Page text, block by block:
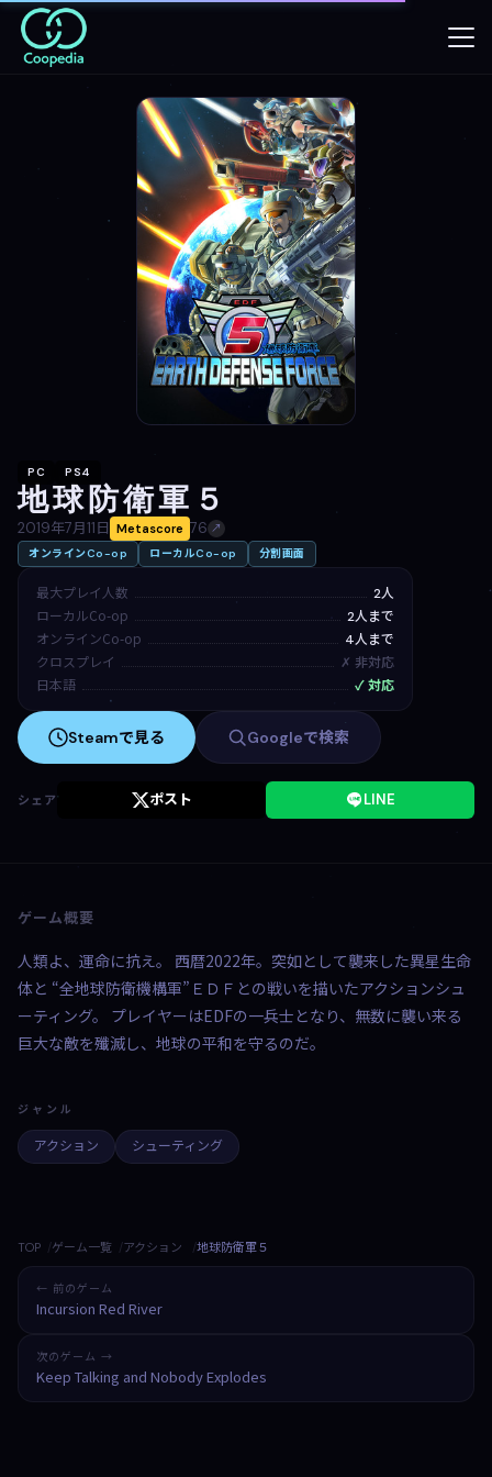
PC PS4
地球防衛軍５
2019年7月11日 Metascore 76 ↗
オンラインCo-op
ローカルCo-op 分割画面
最大プレイ人数 2人
ローカルCo-op 2人まで
オンラインCo-op 4人まで
クロスプレイ ✗ 非対応
日本語 ✓ 対応
Steamで見る Googleで検索
シェア ポスト LINE
ゲーム概要
人類よ、運命に抗え。 西暦2022年。突如として襲来した異星生命
体と “全地球防衛機構軍”ＥＤＦとの戦いを描いたアクションシュ
ーティング。 プレイヤーはEDFの一兵士となり、無数に襲い来る
巨大な敵を殲滅し、地球の平和を守るのだ。
ジャンル
アクション シューティング
TOP ゲーム一覧 アクション 地球防衛軍５
← 前のゲーム
Incursion Red River
次のゲーム →
Keep Talking and Nobody Explodes